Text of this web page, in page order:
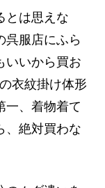
とは思えな
呉服店にふら
いいから買お
衣紋掛け体形
一、着物着て
、絶対買わな